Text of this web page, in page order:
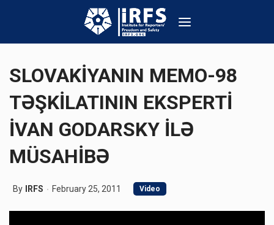
SLOVAKİYANIN MEMO-98
TƏŞKİLATININ EKSPERTİ
İVAN GODARSKY İLƏ
MÜSAHİBƏ
By IRFS February 25, 2011 Video